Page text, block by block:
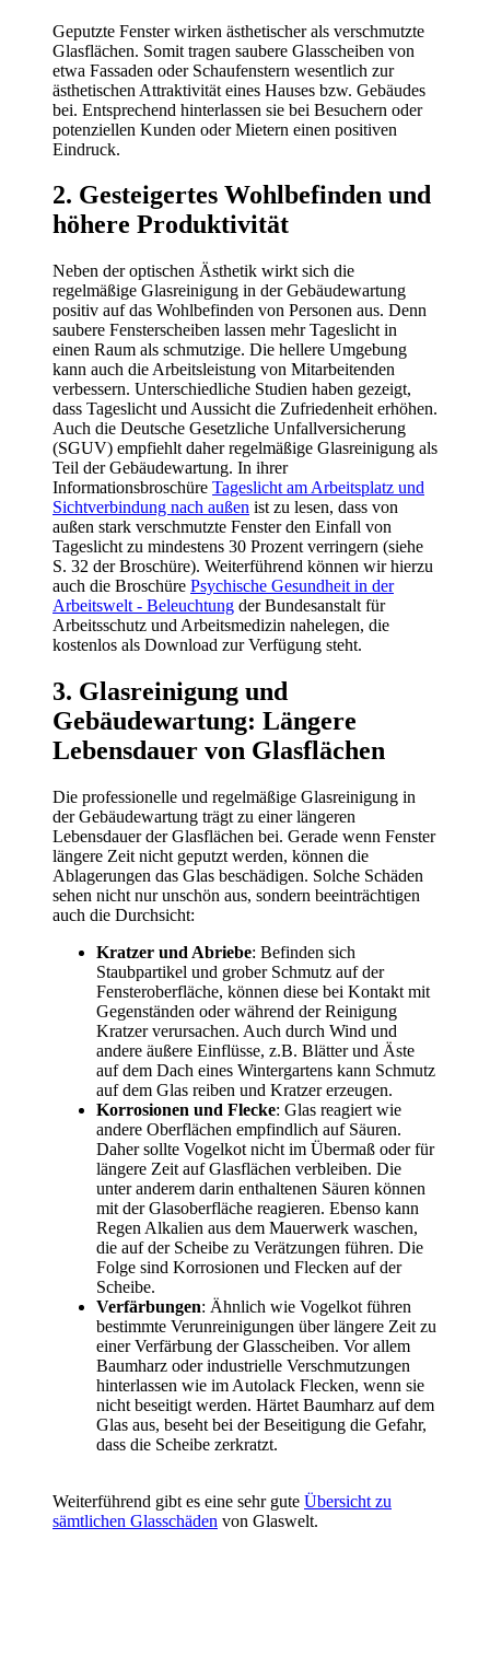
Geputzte Fenster wirken ästhetischer als verschmutzte
Glasflächen. Somit tragen saubere Glasscheiben von
etwa Fassaden oder Schaufenstern wesentlich zur
ästhetischen Attraktivität eines Hauses bzw. Gebäudes
bei. Entsprechend hinterlassen sie bei Besuchern oder
potenziellen Kunden oder Mietern einen positiven
Eindruck.
2. Gesteigertes Wohlbefinden und
höhere Produktivität
Neben der optischen Ästhetik wirkt sich die
regelmäßige Glasreinigung in der Gebäudewartung
positiv auf das Wohlbefinden von Personen aus. Denn
saubere Fensterscheiben lassen mehr Tageslicht in
einen Raum als schmutzige. Die hellere Umgebung
kann auch die Arbeitsleistung von Mitarbeitenden
verbessern. Unterschiedliche Studien haben gezeigt,
dass Tageslicht und Aussicht die Zufriedenheit erhöhen.
Auch die Deutsche Gesetzliche Unfallversicherung
(SGUV) empfiehlt daher regelmäßige Glasreinigung als
Teil der Gebäudewartung. In ihrer
Informationsbroschüre Tageslicht am Arbeitsplatz und
Sichtverbindung nach außen ist zu lesen, dass von
außen stark verschmutzte Fenster den Einfall von
Tageslicht zu mindestens 30 Prozent verringern (siehe
S. 32 der Broschüre). Weiterführend können wir hierzu
auch die Broschüre Psychische Gesundheit in der
Arbeitswelt - Beleuchtung der Bundesanstalt für
Arbeitsschutz und Arbeitsmedizin nahelegen, die
kostenlos als Download zur Verfügung steht.
3. Glasreinigung und
Gebäudewartung: Längere
Lebensdauer von Glasflächen
Die professionelle und regelmäßige Glasreinigung in
der Gebäudewartung trägt zu einer längeren
Lebensdauer der Glasflächen bei. Gerade wenn Fenster
längere Zeit nicht geputzt werden, können die
Ablagerungen das Glas beschädigen. Solche Schäden
sehen nicht nur unschön aus, sondern beeinträchtigen
auch die Durchsicht:
Kratzer und Abriebe: Befinden sich
Staubpartikel und grober Schmutz auf der
Fensteroberfläche, können diese bei Kontakt mit
Gegenständen oder während der Reinigung
Kratzer verursachen. Auch durch Wind und
andere äußere Einflüsse, z.B. Blätter und Äste
auf dem Dach eines Wintergartens kann Schmutz
auf dem Glas reiben und Kratzer erzeugen.
Korrosionen und Flecke: Glas reagiert wie
andere Oberflächen empfindlich auf Säuren.
Daher sollte Vogelkot nicht im Übermaß oder für
längere Zeit auf Glasflächen verbleiben. Die
unter anderem darin enthaltenen Säuren können
mit der Glasoberfläche reagieren. Ebenso kann
Regen Alkalien aus dem Mauerwerk waschen,
die auf der Scheibe zu Verätzungen führen. Die
Folge sind Korrosionen und Flecken auf der
Scheibe.
Verfärbungen: Ähnlich wie Vogelkot führen
bestimmte Verunreinigungen über längere Zeit zu
einer Verfärbung der Glasscheiben. Vor allem
Baumharz oder industrielle Verschmutzungen
hinterlassen wie im Autolack Flecken, wenn sie
nicht beseitigt werden. Härtet Baumharz auf dem
Glas aus, beseht bei der Beseitigung die Gefahr,
dass die Scheibe zerkratzt.
Weiterführend gibt es eine sehr gute Übersicht zu
sämtlichen Glasschäden von Glaswelt.